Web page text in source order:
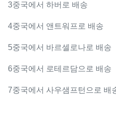
3중국에서 하버로 배송
4중국에서 앤트워프로 배송
5중국에서 바르셀로나로 배송
6중국에서 로테르담으로 배송
7중국에서 사우샘프턴으로 배